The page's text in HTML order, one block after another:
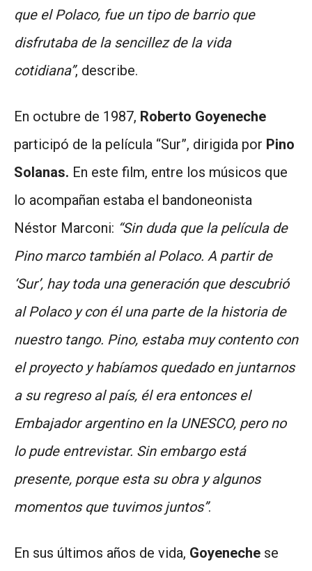
que el Polaco, fue un tipo de barrio que
disfrutaba de la sencillez de la vida
cotidiana”, describe.
En octubre de 1987, Roberto Goyeneche
participó de la película “Sur”, dirigida por Pino
Solanas. En este film, entre los músicos que
lo acompañan estaba el bandoneonista
Néstor Marconi: “Sin duda que la película de
Pino marco también al Polaco. A partir de
‘Sur’, hay toda una generación que descubrió
al Polaco y con él una parte de la historia de
nuestro tango. Pino, estaba muy contento con
el proyecto y habíamos quedado en juntarnos
a su regreso al país, él era entonces el
Embajador argentino en la UNESCO, pero no
lo pude entrevistar. Sin embargo está
presente, porque esta su obra y algunos
momentos que tuvimos juntos”.
En sus últimos años de vida, Goyeneche se